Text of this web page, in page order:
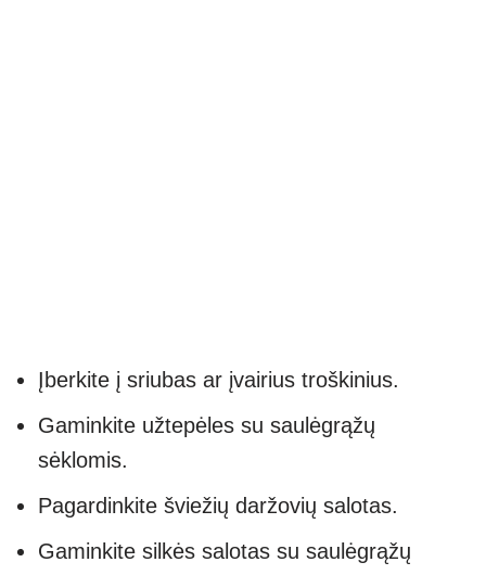
Įberkite į sriubas ar įvairius troškinius.
Gaminkite užtepėles su saulėgrąžų
sėklomis.
Pagardinkite šviežių daržovių salotas.
Gaminkite silkės salotas su saulėgrąžų